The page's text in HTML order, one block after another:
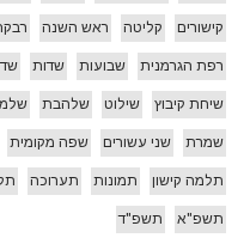
קישורים קליטה ראש השנה
רפת הגרמנית שבועות שדות
שיחת קיבוץ שילוט שלהבת
שמרת שני עשורים שפה מקומית
תלמה קישון תמונות תערוכה
תשפ"א תשפ"ד